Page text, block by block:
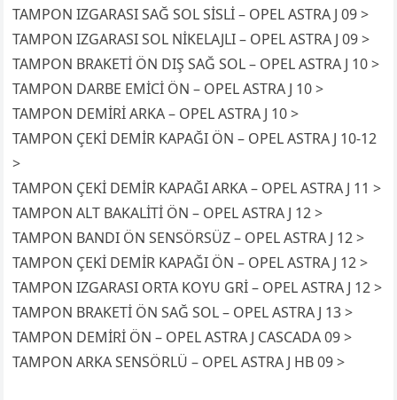
TAMPON IZGARASI SAĞ SOL SİSLİ – OPEL ASTRA J 09 >
TAMPON IZGARASI SOL NİKELAJLI – OPEL ASTRA J 09 >
TAMPON BRAKETİ ÖN DIŞ SAĞ SOL – OPEL ASTRA J 10 >
TAMPON DARBE EMİCİ ÖN – OPEL ASTRA J 10 >
TAMPON DEMİRİ ARKA – OPEL ASTRA J 10 >
TAMPON ÇEKİ DEMİR KAPAĞI ÖN – OPEL ASTRA J 10-12
>
TAMPON ÇEKİ DEMİR KAPAĞI ARKA – OPEL ASTRA J 11 >
TAMPON ALT BAKALİTİ ÖN – OPEL ASTRA J 12 >
TAMPON BANDI ÖN SENSÖRSÜZ – OPEL ASTRA J 12 >
TAMPON ÇEKİ DEMİR KAPAĞI ÖN – OPEL ASTRA J 12 >
TAMPON IZGARASI ORTA KOYU GRİ – OPEL ASTRA J 12 >
TAMPON BRAKETİ ÖN SAĞ SOL – OPEL ASTRA J 13 >
TAMPON DEMİRİ ÖN – OPEL ASTRA J CASCADA 09 >
TAMPON ARKA SENSÖRLÜ – OPEL ASTRA J HB 09 >